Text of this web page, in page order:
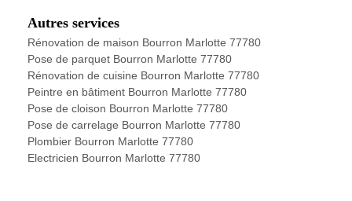
Autres services
Rénovation de maison Bourron Marlotte 77780
Pose de parquet Bourron Marlotte 77780
Rénovation de cuisine Bourron Marlotte 77780
Peintre en bâtiment Bourron Marlotte 77780
Pose de cloison Bourron Marlotte 77780
Pose de carrelage Bourron Marlotte 77780
Plombier Bourron Marlotte 77780
Electricien Bourron Marlotte 77780